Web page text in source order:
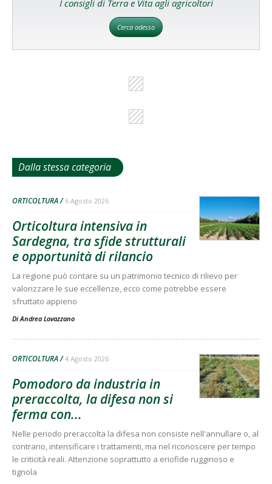
I consigli di Terra e Vita agli agricoltori
Cerca adesso
Dalla stessa categoria
ORTICOLTURA 6 Agosto 2026
Orticoltura intensiva in
Sardegna, tra sfide strutturali
e opportunità di rilancio
La regione può contare su un patrimonio tecnico di rilievo per
valorizzare le sue eccellenze, ecco come potrebbe essere
sfruttato appieno
DiAndrea Lovazzano
ORTICOLTURA 4 Agosto 2026
Pomodoro da industria in
preraccolta, la difesa non si
ferma con...
Nelle periodo preraccolta la difesa non consiste nell'annullare o, al
contrario, intensificare i trattamenti, ma nel riconoscere per tempo
le criticità reali. Attenzione soprattutto a eriofide rugginoso e
tignola